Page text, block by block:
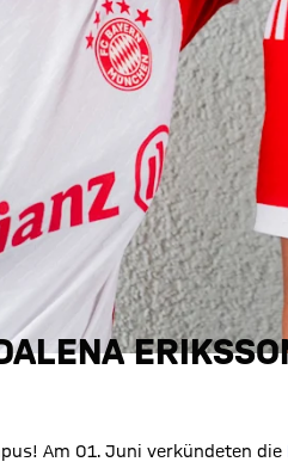
Am 01. Juni verkündeten die